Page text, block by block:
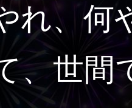
何や
、世間